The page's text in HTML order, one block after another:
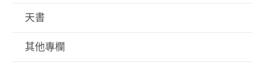
天書
其他專欄